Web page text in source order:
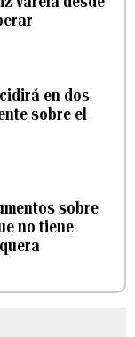
en dos
sobre el
sobre
no tiene